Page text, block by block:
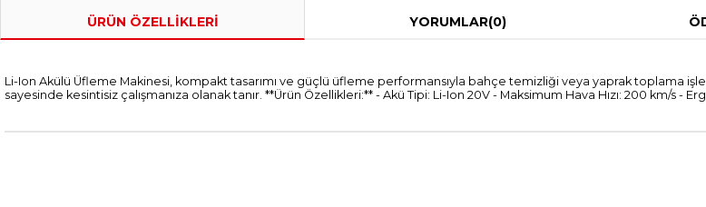
ÜRÜN ÖZELLIKLERI YORUMLAR(0)
Li-Ion Akülü Üfleme Makinesi, kompakt tasarımı ve güçlü üfleme performansıyla bahçe temizliği veya yaprak toplama
sayesinde kesintisiz çalışmanıza olanak tanır. **Ürün Özellikleri:** - Akü Tipi: Li-Ion 20V - Maksimum Hava Hızı: 200 km/s -